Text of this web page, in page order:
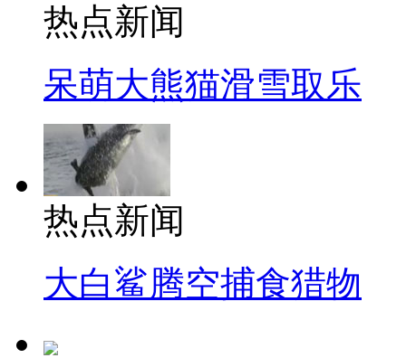
热点新闻
呆萌大熊猫滑雪取乐
热点新闻
大白鲨腾空捕食猎物